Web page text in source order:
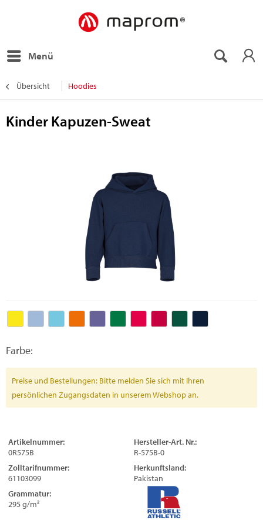
Menü
Übersicht Hoodies
Kinder Kapuzen-Sweat
Farbe:
Preise und Bestellungen: Bitte melden Sie sich mit Ihren
persönlichen Zugangsdaten in unserem Webshop an.
Artikelnummer:
0R575B
Hersteller-Art. Nr.:
R-575B-0
Zolltarifnummer:
61103099
Herkunftsland:
Pakistan
Grammatur:
295 g/m²